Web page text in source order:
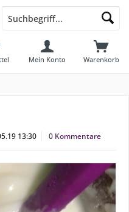
Warenkorb
Mein Konto
13:30 0 Kommentare